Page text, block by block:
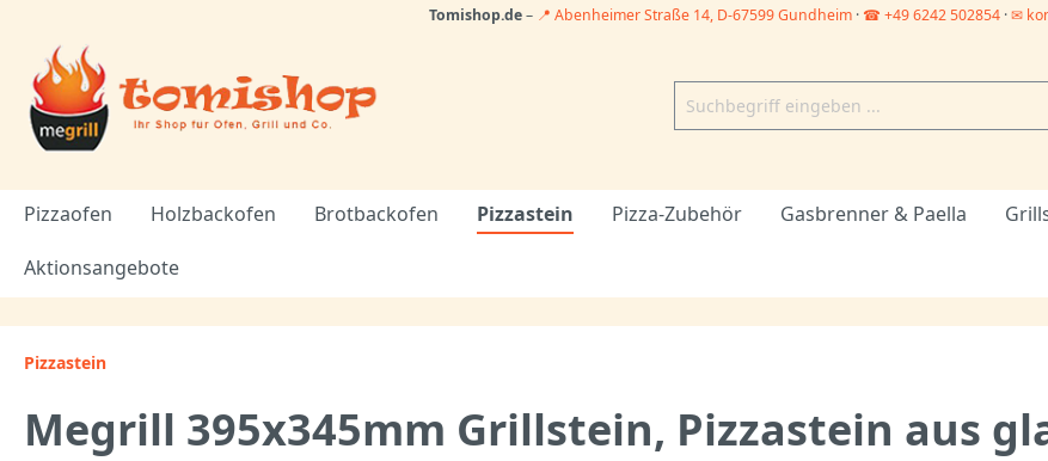
Tomishop.de– 📍 Abenheimer Straße 14, D-67599 Gundheim · ☎ +49 6242 502854·✉
Pizzaofen Holzbackofen Brotbackofen Pizzastein Pizza-Zubehör Gasbrenner & Paella
Aktionsangebote
Pizzastein
Megrill 395x345mm Grillstein, Pizzastein aus